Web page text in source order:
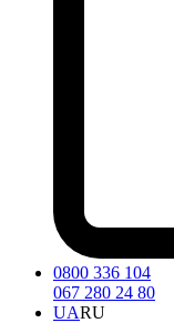
0800 336 104
067 280 24 80
UARU